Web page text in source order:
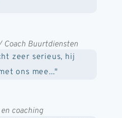
Coach Buurtdiensten
zeer serieus, hij
ons mee..."
coaching